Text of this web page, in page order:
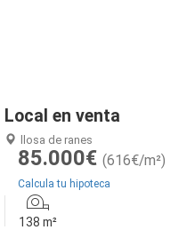
Local en venta
llosa de ranes
85.000€ (616€/m²)
Calcula tu hipoteca
138 m²